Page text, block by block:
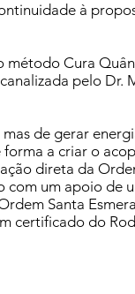
à
Cura
pelo
de gerar
forma a criar o
direta da
com um apoio
Santa
certificado do